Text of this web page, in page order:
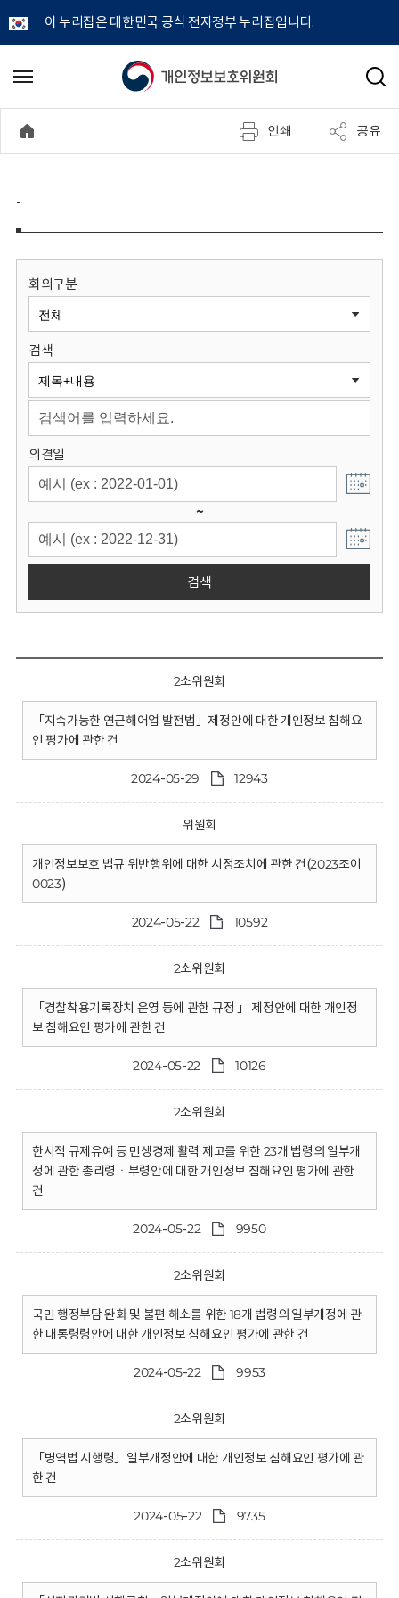
이 누리집은 대한민국 공식 전자정부 누리집입니다.
개
정
보
원
회
메
기
검
인쇄 공유
-
회의구분
검색
의결일
~
검색
2소위원회
「지속가능한 연근해어업 발전법」제정안에 대한 개인정보 침해요
인 평가에 관한 건
2024-05-29 12943
위원회
개인정보보호 법규 위반행위에 대한 시정조치에 관한 건(2023조이
0023)
2024-05-22 10592
2소위원회
「경찰착용기록장치 운영 등에 관한 규정 」 제정안에 대한 개인정
보 침해요인 평가에 관한 건
2024-05-22 10126
2소위원회
한시적 규제유예 등 민생경제 활력 제고를 위한 23개 법령의 일부개
정에 관한 총리령ㆍ부령안에 대한 개인정보 침해요인 평가에 관한
건
2024-05-22 9950
2소위원회
국민 행정부담 완화 및 불편 해소를 위한 18개 법령의 일부개정에 관
한 대통령령안에 대한 개인정보 침해요인 평가에 관한 건
2024-05-22 9953
2소위원회
「병역법 시행령」일부개정안에 대한 개인정보 침해요인 평가에 관
한 건
2024-05-22 9735
2소위원회